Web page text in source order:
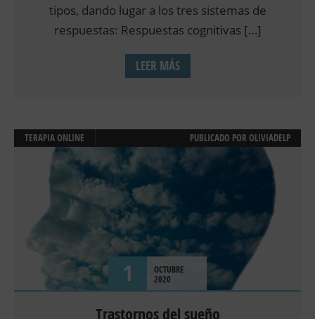
tipos, dando lugar a los tres sistemas de
respuestas: Respuestas cognitivas […]
LEER MÁS
TERAPIA ONLINE PUBLICADO POR OLIVIADELP
1
OCTUBRE
2020
Trastornos del sueño